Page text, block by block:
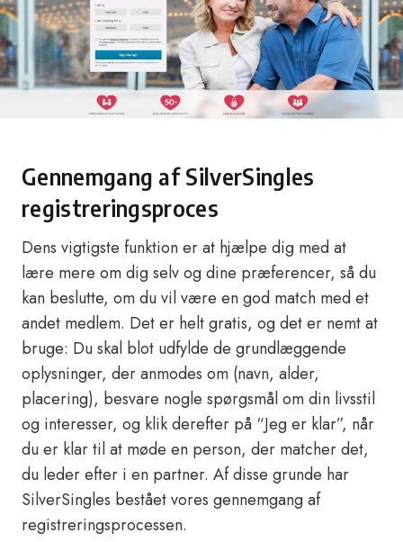
Gennemgang af SilverSingles
registreringsproces
Dens vigtigste funktion er at hjælpe dig med at
lære mere om dig selv og dine præferencer, så du
kan beslutte, om du vil være en god match med et
andet medlem. Det er helt gratis, og det er nemt at
bruge: Du skal blot udfylde de grundlæggende
oplysninger, der anmodes om (navn, alder,
placering), besvare nogle spørgsmål om din livsstil
og interesser, og klik derefter på “Jeg er klar”, når
du er klar til at møde en person, der matcher det,
du leder efter i en partner. Af disse grunde har
SilverSingles bestået vores gennemgang af
registreringsprocessen.